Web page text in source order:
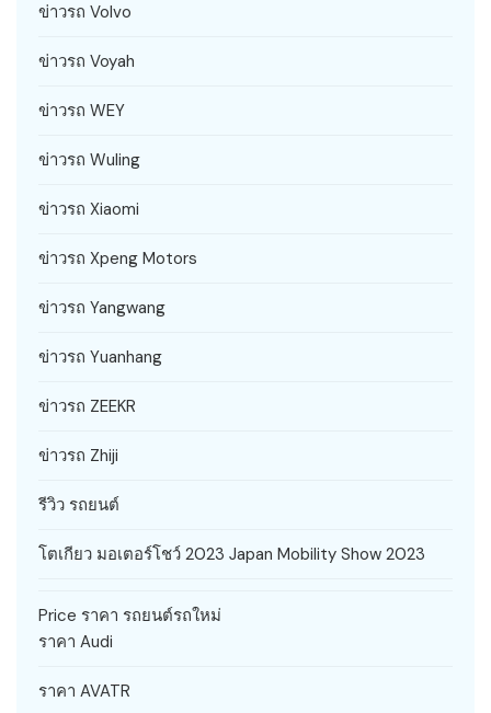
ข่าวรถ Volvo
ข่าวรถ Voyah
ข่าวรถ WEY
ข่าวรถ Wuling
ข่าวรถ Xiaomi
ข่าวรถ Xpeng Motors
ข่าวรถ Yangwang
ข่าวรถ Yuanhang
ข่าวรถ ZEEKR
ข่าวรถ Zhiji
รีวิว รถยนต์
โตเกียว มอเตอร์โชว์ 2023 Japan Mobility Show 2023
Price ราคา รถยนต์รถใหม่
ราคา Audi
ราคา AVATR